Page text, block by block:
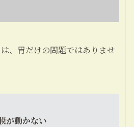
、胃だけの問題ではありませ
が動かない